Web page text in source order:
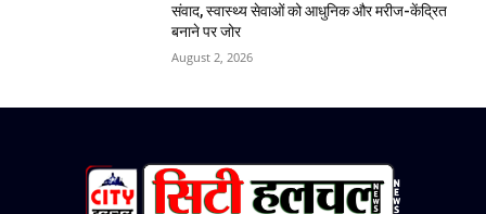
संवाद, स्वास्थ्य सेवाओं को आधुनिक और मरीज-केंद्रित
बनाने पर जोर
August 2, 2026